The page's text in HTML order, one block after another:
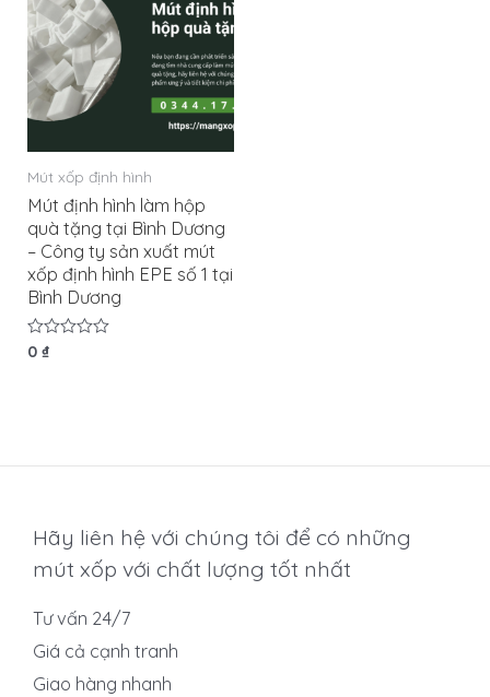
Mút xốp định hình
Mút định hình làm hộp
quà tặng tại Bình Dương
– Công ty sản xuất mút
xốp định hình EPE số 1 tại
Bình Dương
Được
0₫
Hãy liên hệ với chúng tôi để có những
mút xốp với chất lượng tốt nhất
Tư vấn 24/7
Giá cả cạnh tranh
Giao hàng nhanh